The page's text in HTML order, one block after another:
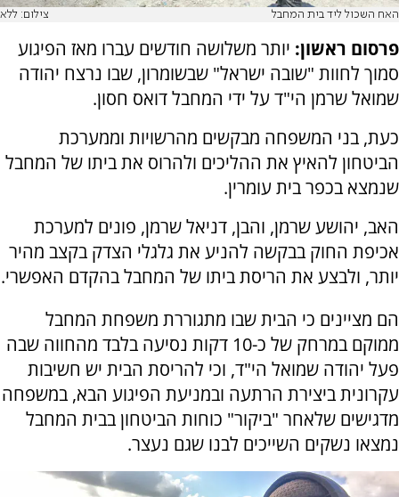
האח השכול ליד בית המחבל צילום: ללא
פרסום ראשון: יותר משלושה חודשים עברו מאז הפיגוע
סמוך לחוות "שובה ישראל" שבשומרון, שבו נרצח יהודה
שמואל שרמן הי"ד על ידי המחבל דואס חסון.
כעת, בני המשפחה מבקשים מהרשויות וממערכת
הביטחון להאיץ את ההליכים ולהרוס את ביתו של המחבל
שנמצא בכפר בית עומרין.
האב, יהושע שרמן, והבן, דניאל שרמן, פונים למערכת
אכיפת החוק בבקשה להניע את גלגלי הצדק בקצב מהיר
יותר, ולבצע את הריסת ביתו של המחבל בהקדם האפשרי.
הם מציינים כי הבית שבו מתגוררת משפחת המחבל
ממוקם במרחק של כ-10 דקות נסיעה בלבד מהחווה שבה
פעל יהודה שמואל הי"ד, וכי להריסת הבית יש חשיבות
עקרונית ביצירת הרתעה ובמניעת הפיגוע הבא, במשפחה
מדגישים שלאחר "ביקור" כוחות הביטחון בבית המחבל
נמצאו נשקים השייכים לבנו שגם נעצר.